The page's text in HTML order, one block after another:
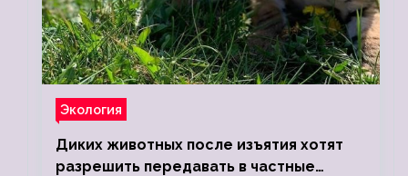
Экология
Диких животных после изъятия хотят
разрешить передавать в частные